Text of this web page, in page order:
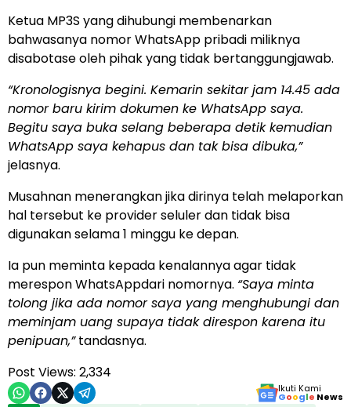
Ketua MP3S yang dihubungi membenarkan
bahwasanya nomor WhatsApp pribadi miliknya
disabotase oleh pihak yang tidak bertanggungjawab.
“Kronologisnya begini. Kemarin sekitar jam 14.45 ada
nomor baru kirim dokumen ke WhatsApp saya.
Begitu saya buka selang beberapa detik kemudian
WhatsApp saya kehapus dan tak bisa dibuka,”
jelasnya.
Musahnan menerangkan jika dirinya telah melaporkan
hal tersebut ke provider seluler dan tidak bisa
digunakan selama 1 minggu ke depan.
Ia pun meminta kepada kenalannya agar tidak
merespon WhatsAppdari nomornya. “Saya minta
tolong jika ada nomor saya yang menghubungi dan
meminjam uang supaya tidak direspon karena itu
penipuan,”tandasnya.
Post Views: 2,334
Ikuti Kami
Google News